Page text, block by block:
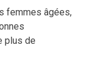
femmes âgées,
plus de